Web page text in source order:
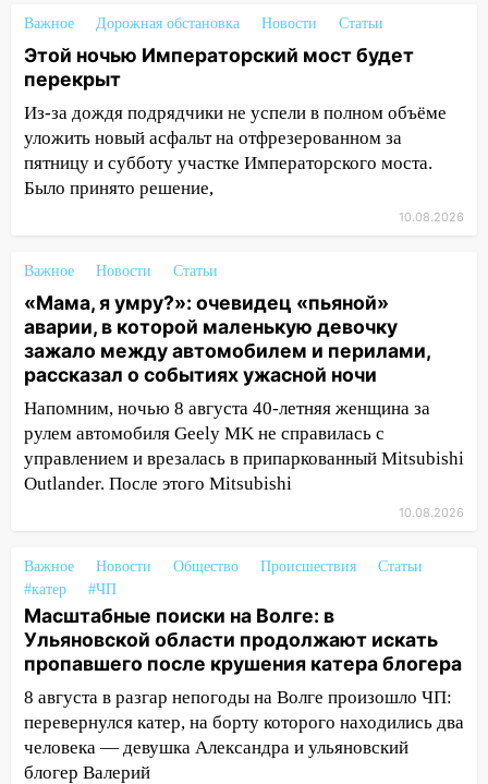
12:53
Число погибших в Нижнекамске
выросло до 13 человек, среди них есть
ребенок
12:46 Масштабные поиски на Волге: в
Ульяновской области продолжают
искать пропавшего после крушения
катера блогера
автомобилем и перилами во время
11:29 Сергей Клопков назначен
начальником управления
административно-технического
контроля администрации Ульяновска
11:12 В Ульяновской области в огне
погиб один человек
12 человек погибли и 39 получили
10:51
В Ульяновской области
перехвачены четыре беспилотника
10:15 Соцсети: мотоциклист врезался в
«Калину» в Новом городе
10:11 Во время атаки беспилотников в
Нижнекамске погибли люди: в
республике объявили траур
Важное Дорожная обстановка Новости Статьи
Этой ночью Императорский мост будет
перекрыт
Из-за дождя подрядчики не успели в полном объёме
уложить новый асфальт на отфрезерованном за
пятницу и субботу участке Императорского моста.
Было принято решение,
10.08.2026
Важное Новости Статьи
«Мама, я умру?»: очевидец «пьяной»
аварии, в которой маленькую девочку
зажало между автомобилем и перилами,
рассказал о событиях ужасной ночи
Напомним, ночью 8 августа 40-летняя женщина за
рулем автомобиля Geely MK не справилась с
управлением и врезалась в припаркованный Mitsubishi
Outlander. После этого Mitsubishi
10.08.2026
Важное Новости Общество Происшествия
Статьи
#катер
#ЧП
Масштабные поиски на Волге: в
Ульяновской области продолжают искать
пропавшего после крушения катера блогера
8 августа в разгар непогоды на Волге произошло ЧП:
перевернулся катер, на борту которого находились два
человека — девушка Александра и ульяновский
блогер Валерий